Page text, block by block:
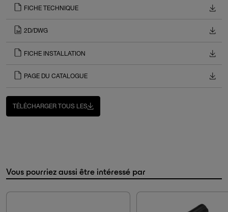
FICHE TECHNIQUE
2D/DWG
FICHE INSTALLATION
PAGE DU CATALOGUE
TÉLÉCHARGER TOUS LES
Vous pourriez aussi être intéressé par